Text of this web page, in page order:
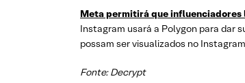
Meta permitirá que influenciadores
Instagram usará a Polygon para dar
possam ser visualizados no
Fonte: Decrypt